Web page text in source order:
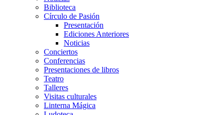
Biblioteca
Círculo de Pasión
Presentación
Ediciones Anteriores
Noticias
Conciertos
Conferencias
Presentaciones de libros
Teatro
Talleres
Visitas culturales
Linterna Mágica